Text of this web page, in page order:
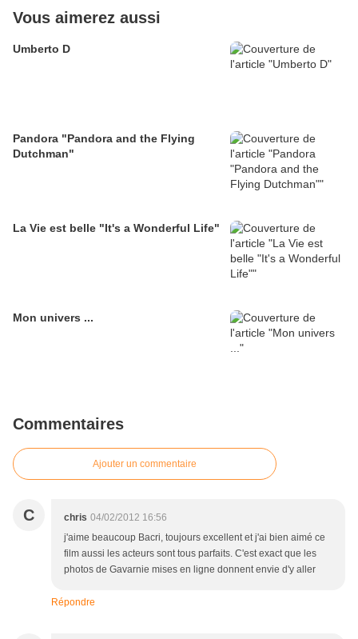
Vous aimerez aussi
Umberto D
Pandora "Pandora and the Flying
Dutchman"
La Vie est belle "It's a Wonderful Life"
Mon univers ...
Commentaires
Ajouter un commentaire
C chris 04/02/2012 16:56
j'aime beaucoup Bacri, toujours excellent et j'ai bien aimé ce
film aussi les acteurs sont tous parfaits. C'est exact que les
photos de Gavarnie mises en ligne donnent envie d'y aller
Répondre